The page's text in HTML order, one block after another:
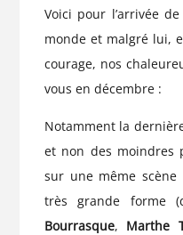
Voici pour l’arrivée
monde et malgré lui,
courage, nos
vous en décembre :
Notamment la dernière
et non des moindres
sur une même scène
très grande forme
Bourrasque, Marthe